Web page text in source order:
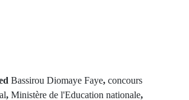
Bassirou Diomaye Faye,concours
,Ministère de l'Education nationale,